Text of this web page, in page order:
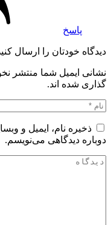
پاسخ
دیدگاه خودتان را ارسال
نشانی ایمیل شما منتشر
گذاری شده اند.
ذخیره نام، ایمیل و
دوباره دیدگاهی می‌نویسم.